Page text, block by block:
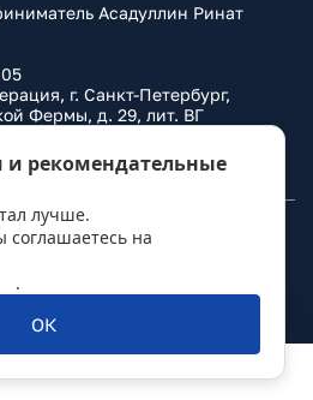
Асадуллин Ринат
г. Санкт-Петербург,
Фермы, д. 29, лит. ВГ
2026Фаркоп.ру
и рекомендательные
лучше.
соглашаетесь на
.
ОК